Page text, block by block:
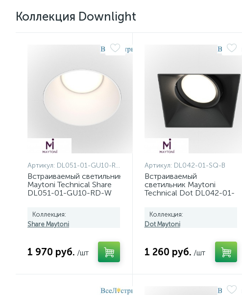
Коллекция Downlight
Артикул: DL051-01-GU10-RD-W
Встраиваемый светильник
Maytoni Technical Share
DL051-01-GU10-RD-W
Коллекция:
Share Maytoni
1 970 руб. /шт
Артикул: DL042-01-SQ-B
Встраиваемый
светильник Maytoni
Technical Dot DL042-01-
Коллекция:
Dot Maytoni
1 260 руб. /шт